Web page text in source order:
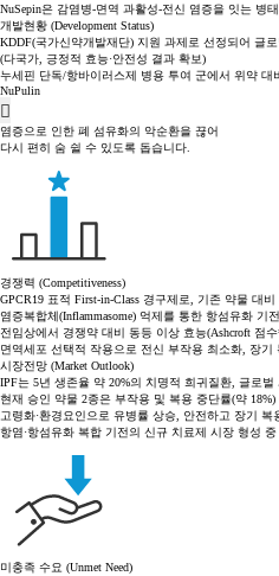
NuSepin은 감염병-면역 과활성-전신 염증을 잇는 병
개발현황 (Development Status)
KDDF(국가신약개발재단) 지원 과제로 선정되어 글
(다국가, 긍정적 효능·안전성 결과 확보)
누세핀 단독/항바이러스제 병용 투여 군에서 위약 대
NuPulin
염증으로 인한 폐 섬유화의 악순환을 끊어
다시 편히 숨 쉴 수 있도록 돕습니다.
경쟁력 (Competitiveness)
GPCR19 표적 First-in-Class 경구제로, 기존 약물 대
염증복합체(Inflammasome) 억제를 통한 항섬유화
전임상에서 경쟁약 대비 동등 이상 효능(Ashcroft 점
면역세포 선택적 작용으로 전신 부작용 최소화, 장기
시장전망 (Market Outlook)
IPF는 5년 생존율 약 20%의 치명적 희귀질환, 글로벌
현재 승인 약물 2종은 부작용 및 복용 중단률(약 18%)
고령화·환경요인으로 유병률 상승, 안전하고 장기
항염·항섬유화 복합 기전의 신규 치료제 시장 형성 중
미충족 수요 (Unmet Need)